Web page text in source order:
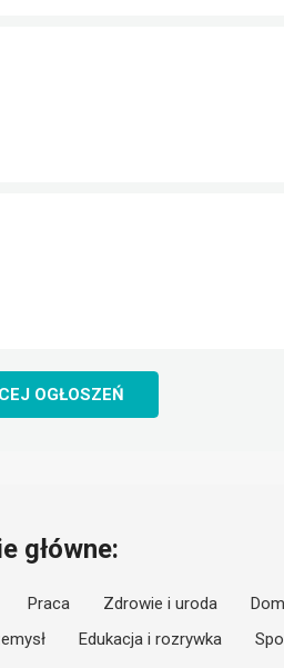
OGŁOSZEŃ
główne:
Praca Zdrowie i uroda
Edukacja i rozrywka